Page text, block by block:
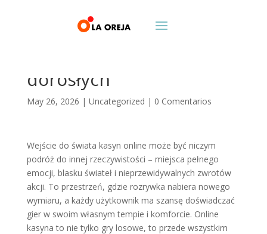
dorosłych
May 26, 2026 | Uncategorized | 0 Comentarios
Wejście do świata kasyn online może być niczym
podróż do innej rzeczywistości – miejsca pełnego
emocji, blasku świateł i nieprzewidywalnych zwrotów
akcji. To przestrzeń, gdzie rozrywka nabiera nowego
wymiaru, a każdy użytkownik ma szansę doświadczać
gier w swoim własnym tempie i komforcie. Online
kasyna to nie tylko gry losowe, to przede wszystkim